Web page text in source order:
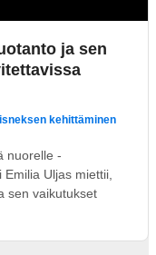
ja sen
kehittäminen
nuorelle -
Uljas miettii,
sen vaikutukset